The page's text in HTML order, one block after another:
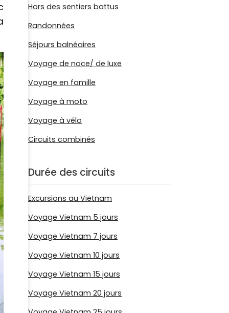
Hors des sentiers battus
Randonnées
Séjours balnéaires
Voyage de noce/ de luxe
Voyage en famille
Voyage à moto
Voyage à vélo
Circuits combinés
Durée des circuits
Excursions au Vietnam
Voyage Vietnam 5 jours
Voyage Vietnam 7 jours
Voyage Vietnam 10 jours
Voyage Vietnam 15 jours
Voyage Vietnam 20 jours